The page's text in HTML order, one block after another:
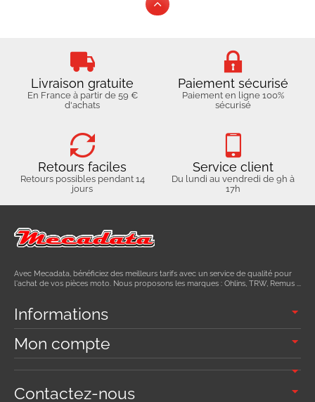
Livraison gratuite
En France à partir de 59 €
d'achats
Paiement sécurisé
Paiement en ligne 100%
sécurisé
Retours faciles
Retours possibles pendant 14
jours
Service client
Du lundi au vendredi de 9h à
17h
Avec Mecadata, bénéficiez des meilleurs tarifs avec un service de qualité pour
l'achat de vos pièces moto. Nous proposons les marques : Ohlins, TRW, Remus ...
Informations
Mon compte
Contactez-nous